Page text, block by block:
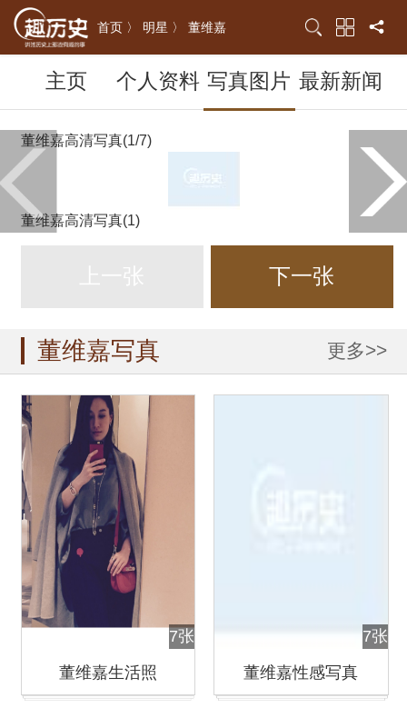
首页 〉 明星 〉 董维嘉
主页 个人资料 写真图片 最新新闻
董维嘉高清写真(1/7)
董维嘉高清写真(1)
下一张
董维嘉写真 更多>>
7张
董维嘉生活照
7张
董维嘉性感写真